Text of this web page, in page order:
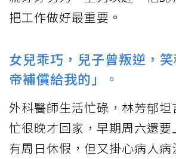
把工作做好最重要。
女兒乖巧，兒子曾叛逆，
帝補償給我的」。
外科醫師生活忙碌，林芳郁坦
忙很晚才回家，早期周六還要
有周日休假，但又掛心病人病